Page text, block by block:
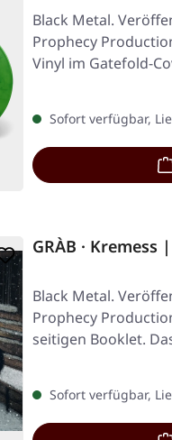
Black Metal.
Prophecy
Vinyl im Gatefold-
Sofort verfügbar,
GRÀB · Kremess
Black Metal.
Prophecy
seitigen Booklet.
Sofort verfügbar,